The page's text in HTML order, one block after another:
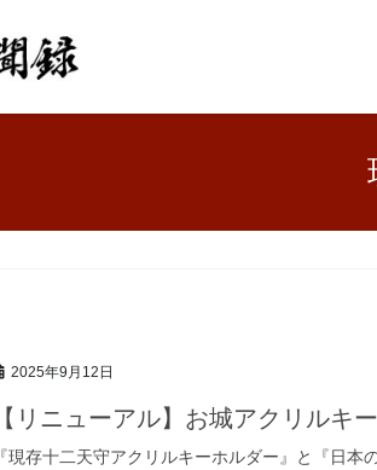
2025年9月12日
【リニューアル】お城アクリルキ
『現存十二天守アクリルキーホルダー』と『日本